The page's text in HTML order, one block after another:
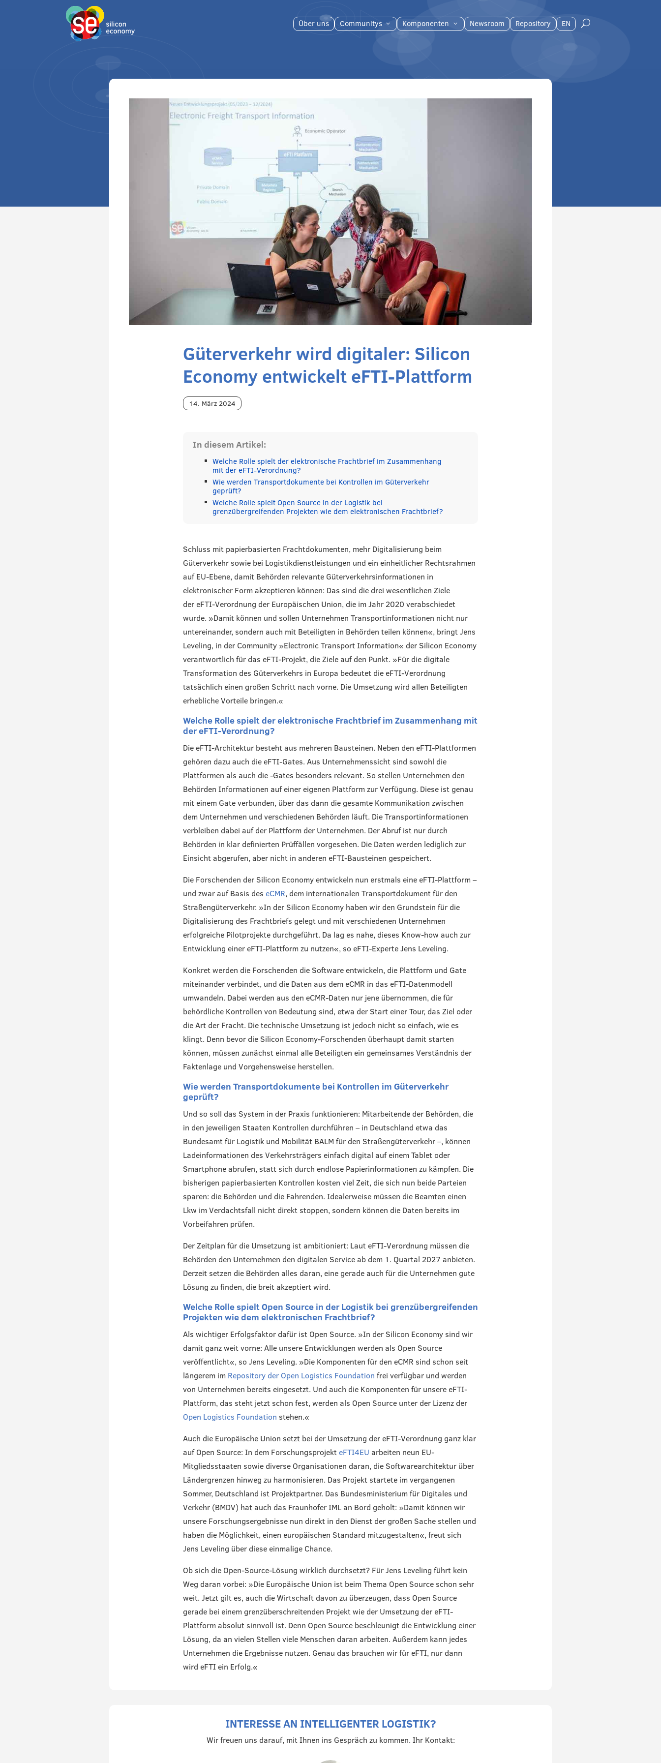
Über uns 3
Communitys 3
Komponenten Newsroom Repository EN U
Güterverkehr wird digitaler: Silicon
Economy entwickelt eFTI-Plattform
14. März 2024
In diesem Artikel:
Welche Rolle spielt der elektronische Frachtbrief im Zusammenhang
mit der eFTI-Verordnung?
Wie werden Transportdokumente bei Kontrollen im Güterverkehr
geprüft?
Welche Rolle spielt Open Source in der Logistik bei
grenzübergreifenden Projekten wie dem elektronischen Frachtbrief?
Schluss mit papierbasierten Frachtdokumenten, mehr Digitalisierung beim
Güterverkehr sowie bei Logistikdienstleistungen und ein einheitlicher Rechtsrahmen
auf EU-Ebene, damit Behörden relevante Güterverkehrsinformationen in
elektronischer Form akzeptieren können: Das sind die drei wesentlichen Ziele
der eFTI-Verordnung der Europäischen Union, die im Jahr 2020 verabschiedet
wurde. »Damit können und sollen Unternehmen Transportinformationen nicht nur
untereinander, sondern auch mit Beteiligten in Behörden teilen können«, bringt Jens
Leveling, in der Community »Electronic Transport Information« der Silicon Economy
verantwortlich für das eFTI-Projekt, die Ziele auf den Punkt. »Für die digitale
Transformation des Güterverkehrs in Europa bedeutet die eFTI-Verordnung
tatsächlich einen großen Schritt nach vorne. Die Umsetzung wird allen Beteiligten
erhebliche Vorteile bringen.«
Welche Rolle spielt der elektronische Frachtbrief im Zusammenhang mit
der eFTI-Verordnung?
Die eFTI-Architektur besteht aus mehreren Bausteinen. Neben den eFTI-Plattformen
gehören dazu auch die eFTI-Gates. Aus Unternehmenssicht sind sowohl die
Plattformen als auch die -Gates besonders relevant. So stellen Unternehmen den
Behörden Informationen auf einer eigenen Plattform zur Verfügung. Diese ist genau
mit einem Gate verbunden, über das dann die gesamte Kommunikation zwischen
dem Unternehmen und verschiedenen Behörden läuft. Die Transportinformationen
verbleiben dabei auf der Plattform der Unternehmen. Der Abruf ist nur durch
Behörden in klar definierten Prüffällen vorgesehen. Die Daten werden lediglich zur
Einsicht abgerufen, aber nicht in anderen eFTI-Bausteinen gespeichert.
Die Forschenden der Silicon Economy entwickeln nun erstmals eine eFTI-Plattform –
und zwar auf Basis des eCMR, dem internationalen Transportdokument für den
Straßengüterverkehr. »In der Silicon Economy haben wir den Grundstein für die
Digitalisierung des Frachtbriefs gelegt und mit verschiedenen Unternehmen
erfolgreiche Pilotprojekte durchgeführt. Da lag es nahe, dieses Know-how auch zur
Entwicklung einer eFTI-Plattform zu nutzen«, so eFTI-Experte Jens Leveling.
Konkret werden die Forschenden die Software entwickeln, die Plattform und Gate
miteinander verbindet, und die Daten aus dem eCMR in das eFTI-Datenmodell
umwandeln. Dabei werden aus den eCMR-Daten nur jene übernommen, die für
behördliche Kontrollen von Bedeutung sind, etwa der Start einer Tour, das Ziel oder
die Art der Fracht. Die technische Umsetzung ist jedoch nicht so einfach, wie es
klingt. Denn bevor die Silicon Economy-Forschenden überhaupt damit starten
können, müssen zunächst einmal alle Beteiligten ein gemeinsames Verständnis der
Faktenlage und Vorgehensweise herstellen.
Wie werden Transportdokumente bei Kontrollen im Güterverkehr
geprüft?
Und so soll das System in der Praxis funktionieren: Mitarbeitende der Behörden, die
in den jeweiligen Staaten Kontrollen durchführen – in Deutschland etwa das
Bundesamt für Logistik und Mobilität BALM für den Straßengüterverkehr –, können
Ladeinformationen des Verkehrsträgers einfach digital auf einem Tablet oder
Smartphone abrufen, statt sich durch endlose Papierinformationen zu kämpfen. Die
bisherigen papierbasierten Kontrollen kosten viel Zeit, die sich nun beide Parteien
sparen: die Behörden und die Fahrenden. Idealerweise müssen die Beamten einen
Lkw im Verdachtsfall nicht direkt stoppen, sondern können die Daten bereits im
Vorbeifahren prüfen.
Der Zeitplan für die Umsetzung ist ambitioniert: Laut eFTI-Verordnung müssen die
Behörden den Unternehmen den digitalen Service ab dem 1. Quartal 2027 anbieten.
Derzeit setzen die Behörden alles daran, eine gerade auch für die Unternehmen gute
Lösung zu finden, die breit akzeptiert wird.
Welche Rolle spielt Open Source in der Logistik bei grenzübergreifenden
Projekten wie dem elektronischen Frachtbrief?
Als wichtiger Erfolgsfaktor dafür ist Open Source. »In der Silicon Economy sind wir
damit ganz weit vorne: Alle unsere Entwicklungen werden als Open Source
veröffentlicht«, so Jens Leveling. »Die Komponenten für den eCMR sind schon seit
längerem im Repository der Open Logistics Foundation frei verfügbar und werden
von Unternehmen bereits eingesetzt. Und auch die Komponenten für unsere eFTI-
Plattform, das steht jetzt schon fest, werden als Open Source unter der Lizenz der
Open Logistics Foundation stehen.«
Auch die Europäische Union setzt bei der Umsetzung der eFTI-Verordnung ganz klar
auf Open Source: In dem Forschungsprojekt eFTI4EU arbeiten neun EU-
Mitgliedsstaaten sowie diverse Organisationen daran, die Softwarearchitektur über
Ländergrenzen hinweg zu harmonisieren. Das Projekt startete im vergangenen
Sommer, Deutschland ist Projektpartner. Das Bundesministerium für Digitales und
Verkehr (BMDV) hat auch das Fraunhofer IML an Bord geholt: »Damit können wir
unsere Forschungsergebnisse nun direkt in den Dienst der großen Sache stellen und
haben die Möglichkeit, einen europäischen Standard mitzugestalten«, freut sich
Jens Leveling über diese einmalige Chance.
Ob sich die Open-Source-Lösung wirklich durchsetzt? Für Jens Leveling führt kein
Weg daran vorbei: »Die Europäische Union ist beim Thema Open Source schon sehr
weit. Jetzt gilt es, auch die Wirtschaft davon zu überzeugen, dass Open Source
gerade bei einem grenzüberschreitenden Projekt wie der Umsetzung der eFTI-
Plattform absolut sinnvoll ist. Denn Open Source beschleunigt die Entwicklung einer
Lösung, da an vielen Stellen viele Menschen daran arbeiten. Außerdem kann jedes
Unternehmen die Ergebnisse nutzen. Genau das brauchen wir für eFTI, nur dann
wird eFTI ein Erfolg.«
INTERESSE AN INTELLIGENTER LOGISTIK?
Wir freuen uns darauf, mit Ihnen ins Gespräch zu kommen. Ihr Kontakt: